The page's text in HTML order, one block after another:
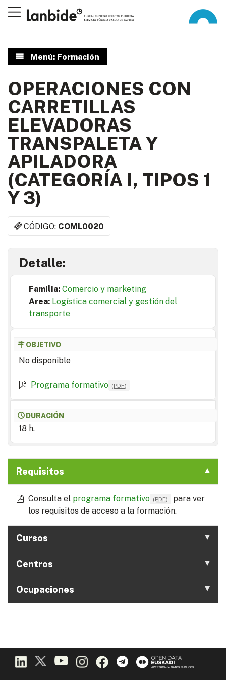
Menú: Formación
OPERACIONES CON
CARRETILLAS
ELEVADORAS
TRANSPALETA Y
APILADORA
(CATEGORÍA I, TIPOS 1
Y 3)
CÓDIGO: COML0020
Detalle:
Familia: Comercio y marketing
Area: Logística comercial y gestión del
transporte
OBJETIVO
No disponible
Programa formativo (PDF)
DURACIÓN
18 h.
Requisitos
Consulta el programa formativo (PDF)
para ver
los requisitos de acceso a la formación.
Cursos
Centros
Ocupaciones